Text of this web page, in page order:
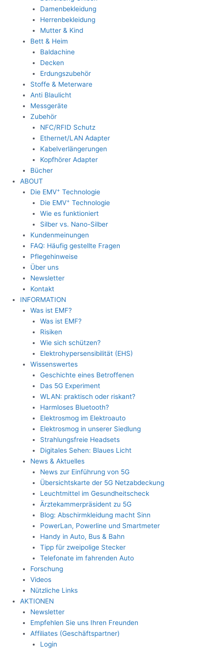
Damenbekleidung
Herrenbekleidung
Mutter & Kind
Bett & Heim
Baldachine
Decken
Erdungszubehör
Stoffe & Meterware
Anti Blaulicht
Messgeräte
Zubehör
NFC/RFID Schutz
Ethernet/LAN Adapter
Kabelverlängerungen
Kopfhörer Adapter
Bücher
ABOUT
Die EMV+ Technologie
Die EMV+ Technologie
Wie es funktioniert
Silber vs. Nano-Silber
Kundenmeinungen
FAQ: Häufig gestellte Fragen
Pflegehinweise
Über uns
Newsletter
Kontakt
INFORMATION
Was ist EMF?
Was ist EMF?
Risiken
Wie sich schützen?
Elektrohypersensibilität (EHS)
Wissenswertes
Geschichte eines Betroffenen
Das 5G Experiment
WLAN: praktisch oder riskant?
Harmloses Bluetooth?
Elektrosmog im Elektroauto
Elektrosmog in unserer Siedlung
Strahlungsfreie Headsets
Digitales Sehen: Blaues Licht
News & Aktuelles
News zur Einführung von 5G
Übersichtskarte der 5G Netzabdeckung
Leuchtmittel im Gesundheitscheck
Ärztekammerpräsident zu 5G
Blog: Abschirmkleidung macht Sinn
PowerLan, Powerline und Smartmeter
Handy in Auto, Bus & Bahn
Tipp für zweipolige Stecker
Telefonate im fahrenden Auto
Forschung
Videos
Nützliche Links
AKTIONEN
Newsletter
Empfehlen Sie uns Ihren Freunden
Affiliates (Geschäftspartner)
Login